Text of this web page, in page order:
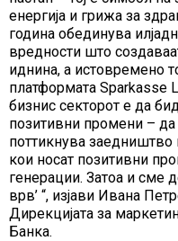
енергија и грижа за
година обединува
вредности што
иднина, а истовремено
платформата Sparkasse
бизнис секторот е да
позитивни промени –
поттикнува заедништво
кои носат позитивни
генерации. Затоа и сме
врв’ “, изјави Ивана
Дирекцијата за
Банка.